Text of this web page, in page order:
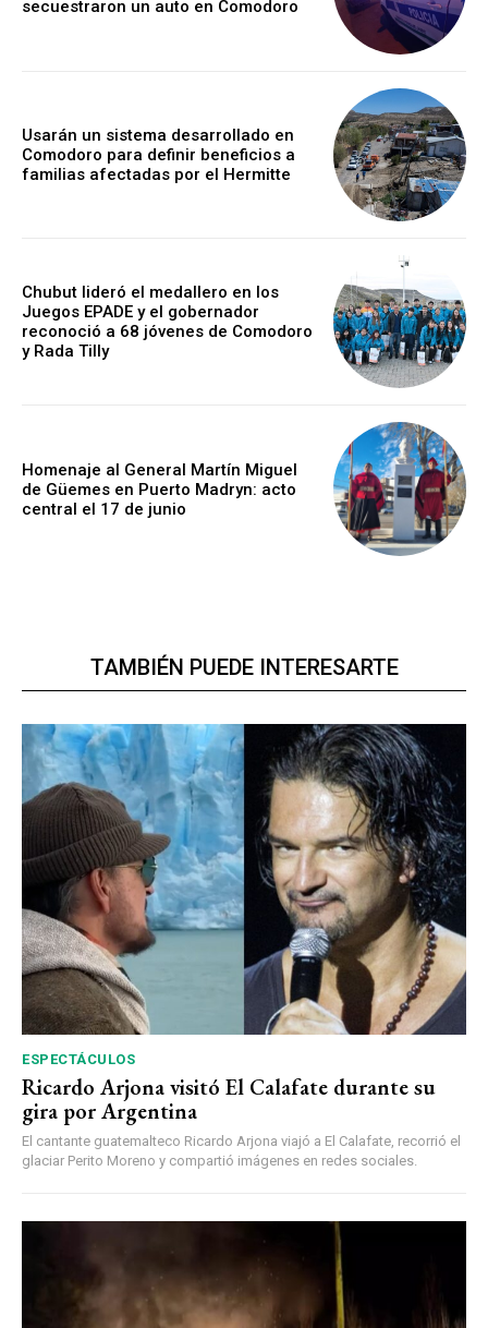
secuestraron un auto en Comodoro
Usarán un sistema desarrollado en
Comodoro para definir beneficios a
familias afectadas por el Hermitte
Chubut lideró el medallero en los
Juegos EPADE y el gobernador
reconoció a 68 jóvenes de Comodoro
y Rada Tilly
Homenaje al General Martín Miguel
de Güemes en Puerto Madryn: acto
central el 17 de junio
TAMBIÉN PUEDE INTERESARTE
ESPECTÁCULOS
Ricardo Arjona visitó El Calafate durante su
gira por Argentina
El cantante guatemalteco Ricardo Arjona viajó a El Calafate, recorrió el
glaciar Perito Moreno y compartió imágenes en redes sociales.